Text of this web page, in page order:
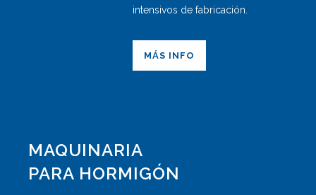
intensivos de fabricación.
MÁS INFO
MAQUINARIA
PARA HORMIGÓN